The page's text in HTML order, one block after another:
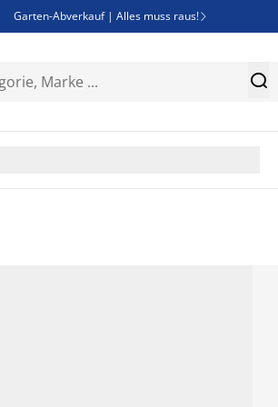
Garten-Abverkauf | Alles muss raus! 
Bist du Unternehmer? Entdecke JYSK-B2B 